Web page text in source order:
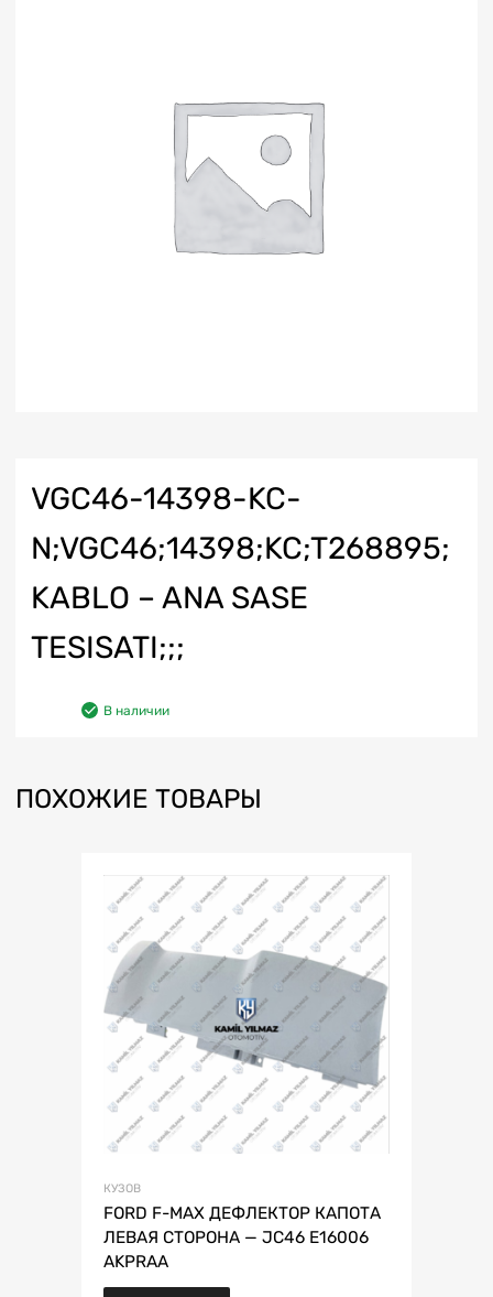
VGC46-14398-KC-
N;VGC46;14398;KC;T268895;
KABLO – ANA SASE
TESISATI;;;
В наличии
ПОХОЖИЕ ТОВАРЫ
КУЗОВ
FORD F-MAX ДЕФЛЕКТОР КАПОТА
ЛЕВАЯ СТОРОНА — JC46 E16006
AKPRAA